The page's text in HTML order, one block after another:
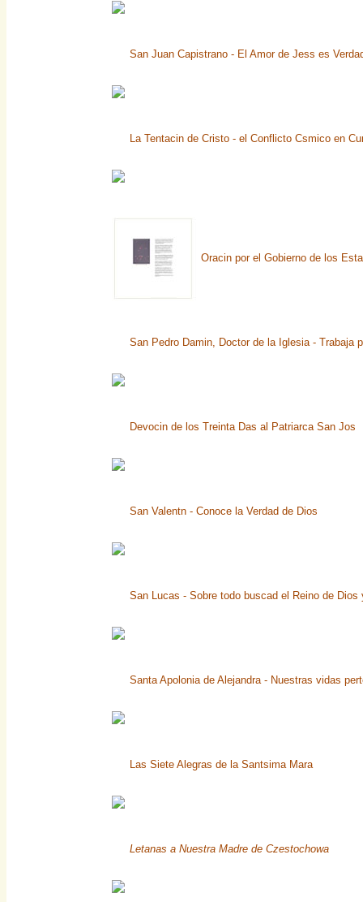
San Juan Capistrano - El Amor de Jess es
La Tentacin de Cristo - el Conflicto Csmico en
Oracin por el Gobierno de los
San Pedro Damin, Doctor de la Iglesia - Trabaja
Devocin de los Treinta Das al Patriarca San Jos
San Valentn - Conoce la Verdad de Dios
San Lucas - Sobre todo buscad el Reino de
Santa Apolonia de Alejandra - Nuestras vidas
Las Siete Alegras de la Santsima Mara
Letanas a Nuestra Madre de Czestochowa